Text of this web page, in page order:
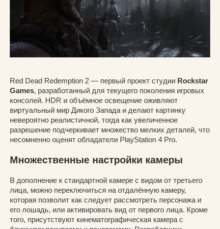
Red Dead Redemption 2 — первый проект студии Rockstar
Games, разработанный для текущего поколения игровых
консолей. HDR и объёмное освещение оживляют
виртуальный мир Дикого Запада и делают картинку
невероятно реалистичной, тогда как увеличенное
разрешение подчеркивает множество мелких деталей, что
несомненно оценят обладатели PlayStation 4 Pro.
Множественные настройки камеры
В дополнение к стандартной камере с видом от третьего
лица, можно переключиться на отдалённую камеру,
которая позволит как следует рассмотреть персонажа и
его лошадь, или активировать вид от первого лица. Кроме
того, присутствуют кинематографическая камера с